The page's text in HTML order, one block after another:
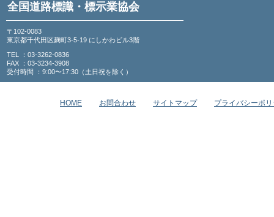
全国道路標識・標示業協会
〒102-0083
東京都千代田区麹町3-5-19 にしかわビル3階
TEL ：03-3262-0836
FAX ：03-3234-3908
受付時間 ：9:00〜17:30（土日祝を除く）
HOME お問合わせ サイトマップ プライバシーポ